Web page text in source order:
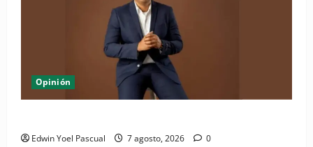
Opinión
Edwin Yoel Pascual 7 agosto, 2026 0